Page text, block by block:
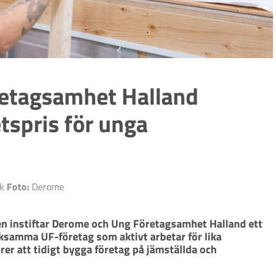
Halland
för unga
Foto: Derome
instiftar Derome och Ung Företagsamhet Halland ett
UF-företag som aktivt arbetar för lika
att tidigt bygga företag på jämställda och